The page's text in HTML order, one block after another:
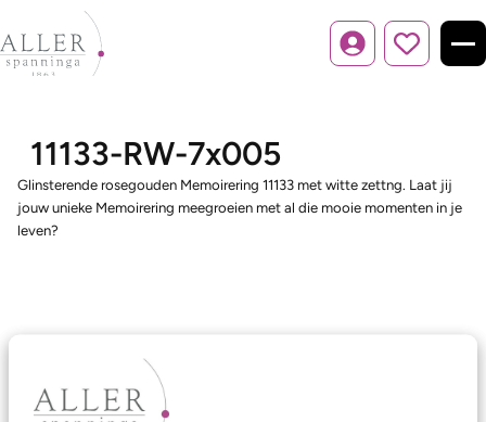
Inloggen
11133-RW-7x005
Glinsterende rosegouden Memoirering 11133 met witte zettng. Laat jij
jouw unieke Memoirering meegroeien met al die mooie momenten in je
leven?
Ons aanbod